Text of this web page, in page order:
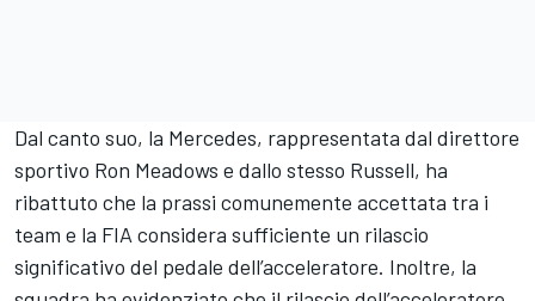
Dal canto suo, la Mercedes, rappresentata dal direttore
sportivo Ron Meadows e dallo stesso Russell, ha
ribattuto che la prassi comunemente accettata tra i
team e la FIA considera sufficiente un rilascio
significativo del pedale dell’acceleratore. Inoltre, la